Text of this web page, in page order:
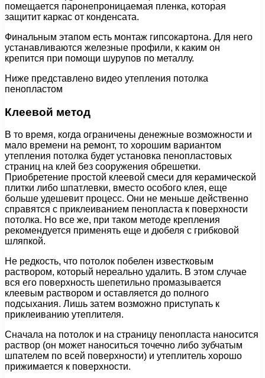
помещается паронепроницаемая пленка, которая
защитит каркас от конденсата.
Финальным этапом есть монтаж гипсокартона. Для него
устанавливаются железные профили, к каким он
крепится при помощи шурупов по металлу.
Ниже представлено видео утепления потолка
пенопластом
Клеевой метод
В то время, когда ограничены денежные возможности и
мало времени на ремонт, то хорошим вариантом
утепления потолка будет установка пенопластовых
страниц на клей без сооружения обрешетки.
Приобретение простой клеевой смеси для керамической
плитки либо шпатлевки, вместо особого клея, еще
больше удешевит процесс. Они не меньше действенно
справятся с приклеиванием пенопласта к поверхности
потолка. Но все же, при таком методе крепления
рекомендуется применять еще и дюбеля с грибковой
шляпкой.
Не редкость, что потолок побелен известковым
раствором, который нереально удалить. В этом случае
вся его поверхность шепетильно промазывается
клеевым раствором и оставляется до полного
подсыхания. Лишь затем возможно приступать к
приклеиванию утеплителя.
Сначала на потолок и на страницу пенопласта наносится
раствор (он может наноситься точечно либо зубчатым
шпателем по всей поверхности) и утеплитель хорошо
прижимается к поверхности.